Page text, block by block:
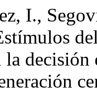
I.,
decisión